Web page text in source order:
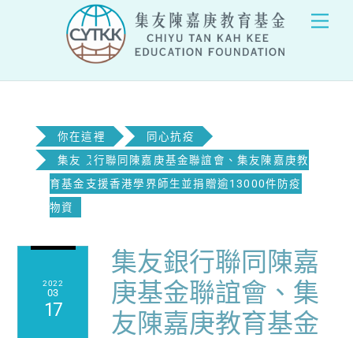
你在這裡
同心抗疫
集友銀行聯同陳嘉庚基金聯誼會、集友陳嘉庚教
育基金支援香港學界師生並捐贈逾13000件防疫
物資
2022
03
17
集友銀行聯同陳嘉
庚基金聯誼會、集
友陳嘉庚教育基金